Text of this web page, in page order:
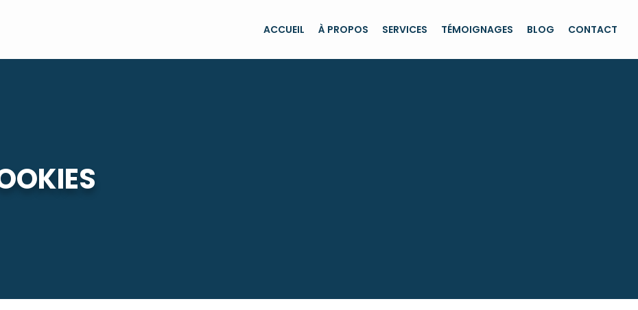
ACCUEIL À PROPOS SERVICES TÉMOIGNAGES BLOG CONTACT